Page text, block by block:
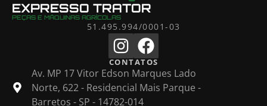
EXPRESSO TRATOR
PEÇAS E MÁQUINAS AGRÍCOLAS
51.495.994/0001-03
CONTATOS
Av. MP 17 Vitor Edson Marques Lado
Norte, 622 - Residencial Mais Parque -
Barretos - SP - 14782-014